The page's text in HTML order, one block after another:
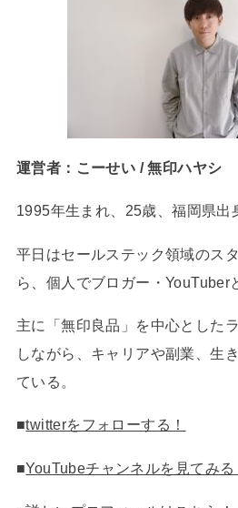
運営者：こーせい / 無印ハヤシ
1995年生まれ、25歳、福岡県出
平日はセールステック領域のス
ら、個人でブロガー・YouTuber
主に「無印良品」を中心とした
しながら、キャリアや副業、生
ている。
■twitterをフォローする！
■YouTubeチャンネルを見てみる